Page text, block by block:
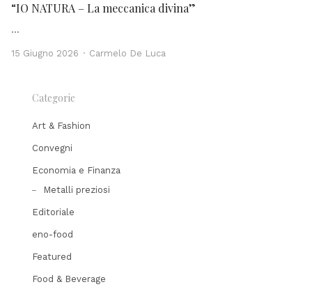
“IO NATURA – La meccanica divina”
…
15 Giugno 2026 Author
Carmelo De Luca
Categorie
Art & Fashion
Convegni
Economia e Finanza
Metalli preziosi
Editoriale
eno-food
Featured
Food & Beverage